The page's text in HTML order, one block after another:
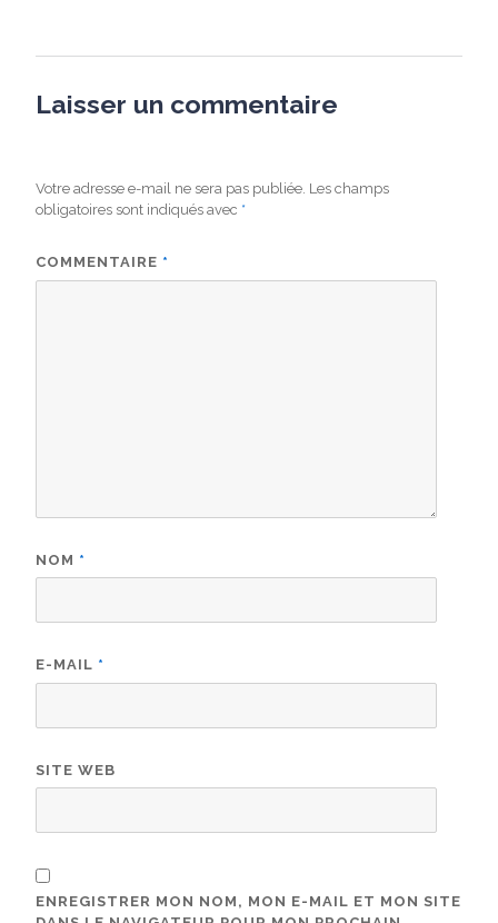
Laisser un commentaire
Votre adresse e-mail ne sera pas publiée. Les champs
obligatoires sont indiqués avec *
COMMENTAIRE *
NOM *
E-MAIL *
SITE WEB
ENREGISTRER MON NOM, MON E-MAIL ET MON SITE